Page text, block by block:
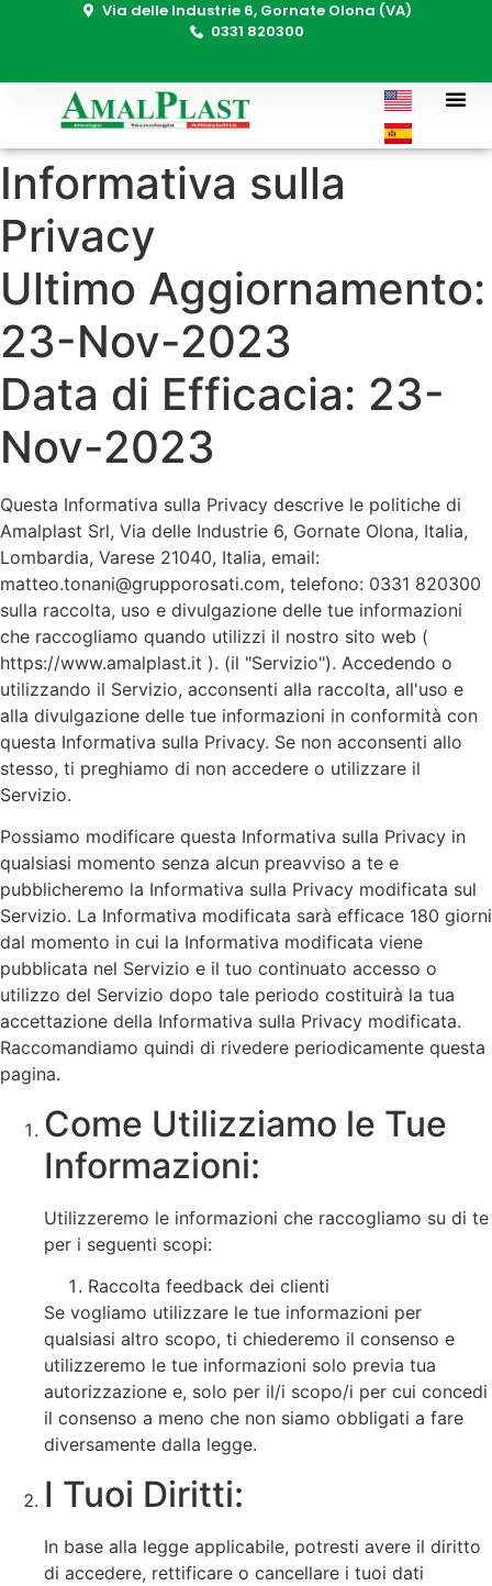
Via delle Industrie 6, Gornate Olona (VA)
0331 820300
Informativa sulla
Privacy
Ultimo Aggiornamento:
23-Nov-2023
Data di Efficacia: 23-
Nov-2023
Questa Informativa sulla Privacy descrive le politiche di
Amalplast Srl, Via delle Industrie 6, Gornate Olona, Italia,
Lombardia, Varese 21040, Italia, email:
matteo.tonani@grupporosati.com, telefono: 0331 820300
sulla raccolta, uso e divulgazione delle tue informazioni
che raccogliamo quando utilizzi il nostro sito web (
https://www.amalplast.it ). (il "Servizio"). Accedendo o
utilizzando il Servizio, acconsenti alla raccolta, all'uso e
alla divulgazione delle tue informazioni in conformità con
questa Informativa sulla Privacy. Se non acconsenti allo
stesso, ti preghiamo di non accedere o utilizzare il
Servizio.
Possiamo modificare questa Informativa sulla Privacy in
qualsiasi momento senza alcun preavviso a te e
pubblicheremo la Informativa sulla Privacy modificata sul
Servizio. La Informativa modificata sarà efficace 180 giorni
dal momento in cui la Informativa modificata viene
pubblicata nel Servizio e il tuo continuato accesso o
utilizzo del Servizio dopo tale periodo costituirà la tua
accettazione della Informativa sulla Privacy modificata.
Raccomandiamo quindi di rivedere periodicamente questa
pagina.
Come Utilizziamo le Tue
Informazioni:
Utilizzeremo le informazioni che raccogliamo su di te
per i seguenti scopi:
Raccolta feedback dei clienti
Se vogliamo utilizzare le tue informazioni per
qualsiasi altro scopo, ti chiederemo il consenso e
utilizzeremo le tue informazioni solo previa tua
autorizzazione e, solo per il/i scopo/i per cui concedi
il consenso a meno che non siamo obbligati a fare
diversamente dalla legge.
I Tuoi Diritti:
In base alla legge applicabile, potresti avere il diritto
di accedere, rettificare o cancellare i tuoi dati